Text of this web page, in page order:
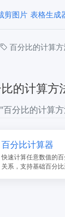
剪图片 表格生成
百分比的计算
的计算方
百分比的计算
百分比计算器
快速计算任意数值的
关系，支持基础百分